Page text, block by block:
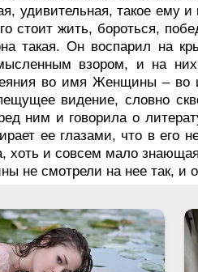
удивительная, такое ему
стоит жить, бороться,
такая. Он воспарил на
взором, и на них
во имя Женщины – во
видение, словно
ним и говорила о
ее глазами, что в его
хоть и совсем мало
не смотрели на нее так, и